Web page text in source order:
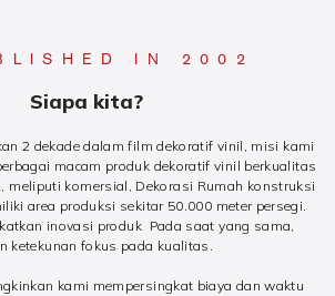
IN 2002
Siapa kita?
2 dekade dalam film dekoratif vinil, misi kami
macam produk dekoratif vinil berkualitas
meliputi komersial, Dekorasi Rumah konstruksi
area produksi sekitar 50.000 meter persegi.
inovasi produk Pada saat yang sama,
ketekunan fokus pada kualitas.
kami mempersingkat biaya dan waktu